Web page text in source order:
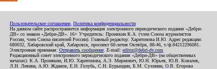
Пользовательское соглашение Политика конфиденциальности
На данном сайте распространяется информация электронного периодического издания «Дебри-
ДВ» со знаком «Дебри-ДВ». 16+ Учредитель: Пронякин К.А. (член Союза журналистов
России, член Союза писателей России). Главный редактор: Харитонова И.Ю. Адрес редакции:
680032, Хабаровский край, Хабаровск, проспект 60-летия Октября, 88-46, т./ф.84212296081.
Электронная приемная: Отправить сообщение . E-mail: editor@debri-dv.com
Редакционный совет электронного периодического издания «Дебри-ДВ» (на общественных
началах): К.А. Пронякин, И.Ю. Харитонова, А.Э. Мирмович, Ю.Н. Юрьев, Ю.В. Ковалев,
Л.Н. Левина, А.Ю. Жданов, Е.Н. Голубь, С.Н. Бурындин, Б.М. Сухинин, О.В. Егорова